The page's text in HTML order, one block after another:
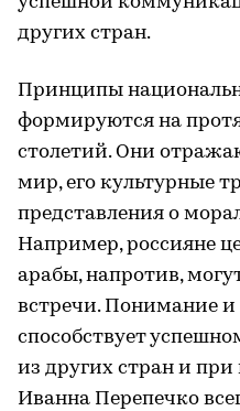
других стран.
Принципы
формируются на
столетий. Они
мир, его культурные
представления о
Например, россияне
арабы, напротив,
встречи. Понимание
способствует
из других стран и при
Иванна Перепечко